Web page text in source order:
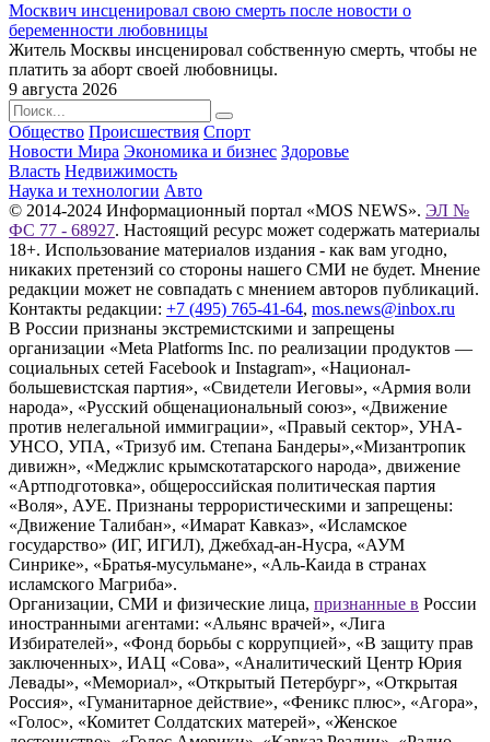
Москвич инсценировал свою смерть после новости о
беременности любовницы
Житель Москвы инсценировал собственную смерть, чтобы не
платить за аборт своей любовницы.
9 августа 2026
Общество Происшествия Спорт
Новости Мира Экономика и бизнес Здоровье
Власть Недвижимость
Наука и технологии Авто
© 2014-2024 Информационный портал «MOS NEWS». ЭЛ №
ФС 77 - 68927. Настоящий ресурс может содержать материалы
18+. Использование материалов издания - как вам угодно,
никаких претензий со стороны нашего СМИ не будет. Мнение
редакции может не совпадать с мнением авторов публикаций.
Контакты редакции: +7 (495) 765-41-64, mos.news@inbox.ru
В России признаны экстремистскими и запрещены
организации «Meta Platforms Inc. по реализации продуктов —
социальных сетей Facebook и Instagram», «Национал-
большевистская партия», «Свидетели Иеговы», «Армия воли
народа», «Русский общенациональный союз», «Движение
против нелегальной иммиграции», «Правый сектор», УНА-
УНСО, УПА, «Тризуб им. Степана Бандеры»,«Мизантропик
дивижн», «Меджлис крымскотатарского народа», движение
«Артподготовка», общероссийская политическая партия
«Воля», АУЕ. Признаны террористическими и запрещены:
«Движение Талибан», «Имарат Кавказ», «Исламское
государство» (ИГ, ИГИЛ), Джебхад-ан-Нусра, «АУМ
Синрике», «Братья-мусульмане», «Аль-Каида в странах
исламского Магриба».
Организации, СМИ и физические лица, признанные в России
иностранными агентами: «Альянс врачей», «Лига
Избирателей», «Фонд борьбы с коррупцией», «В защиту прав
заключенных», ИАЦ «Сова», «Аналитический Центр Юрия
Левады», «Мемориал», «Открытый Петербург», «Открытая
Россия», «Гуманитарное действие», «Феникс плюс», «Агора»,
«Голос», «Комитет Солдатских матерей», «Женское